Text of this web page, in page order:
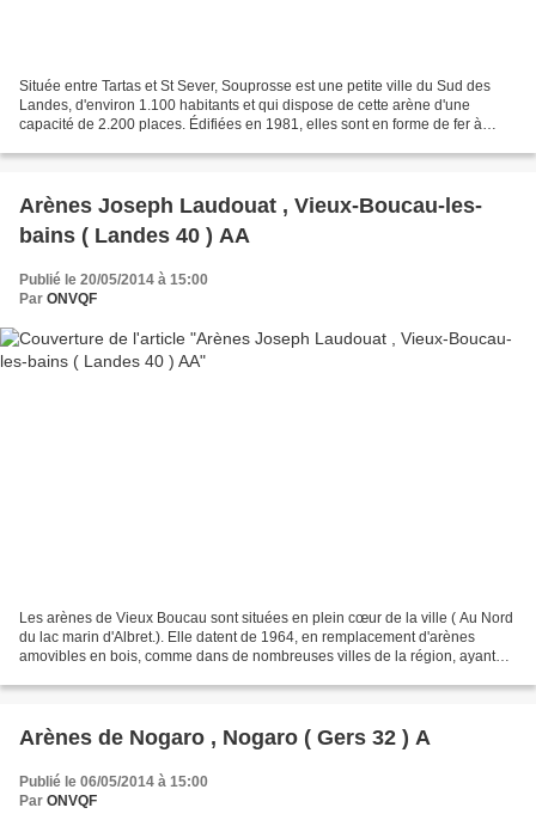
Située entre Tartas et St Sever, Souprosse est une petite ville du Sud des
Landes, d'environ 1.100 habitants et qui dispose de cette arène d'une
capacité de 2.200 places. Édifiées en 1981, elles sont en forme de fer à
Arènes Joseph Laudouat , Vieux-Boucau-les-
bains ( Landes 40 ) AA
Publié le 20/05/2014 à 15:00
Par ONVQF
Les arènes de Vieux Boucau sont situées en plein cœur de la ville ( Au Nord
du lac marin d'Albret.). Elle datent de 1964, en remplacement d'arènes
amovibles en bois, comme dans de nombreuses villes de la région, ayant
Arènes de Nogaro , Nogaro ( Gers 32 ) A
Publié le 06/05/2014 à 15:00
Par ONVQF